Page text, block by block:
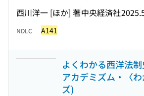
西川洋一 [ほか] 著中央経済社
NDLC A141
よくわかる西洋法
アカデミズム・〈
ズ)